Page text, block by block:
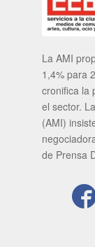
La AMI
1,4% para
cronifica la
el sector.
(AMI)
de Prensa